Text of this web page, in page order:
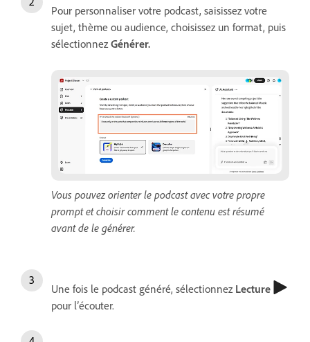
Pour personnaliser votre podcast, saisissez votre
sujet, thème ou audience, choisissez un format, puis
sélectionnezGénérer.
Vous pouvez orienter le podcast avec votre propre
prompt et choisir comment le contenu est résumé
avant de le générer.
Une fois le podcast généré, sélectionnez Lecture
pour l’écouter.